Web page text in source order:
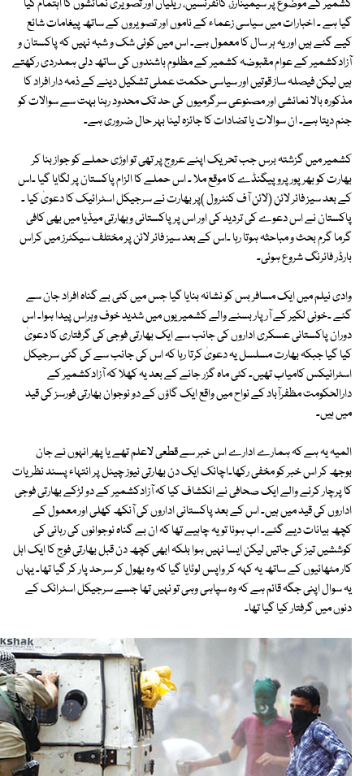
کشمیر کے موضوع پر سیمینارز، کانفرنسیں، ریلیاں اور تصویری نمائشوں کا اہتمام کیا
گیا ہے ۔ اخبارات میں سیاسی زعماء کے ناموں اور تصویروں کے ساتھ پیغامات شائع
کیے گئے ہیں اور یہ ہر سال کا معمول ہے۔ اس میں کوئی شک و شبہ نہیں کہ پاکستان و
آزادکشمیر کے عوام مقبوضہ کشمیر کے مظلوم باشندوں کی ساتھ دلی ہمدردی رکھتے
ہیں لیکن فیصلہ ساز قوتیں اور سیاسی حکمت عملی تشکیل دینے کے ذمہ دار افراد کا
مذکورہ بالا نمائشی اور مصنوعی سرگرمیوں کی حد تک محدود رہنا بہت سے سوالات کو
جنم دیتا ہے۔ ان سوالات یا تضادات کا جائزہ لینا بہر حال ضروری ہے۔
کشمیر میں گزشتہ برس جب تحریک اپنے عروج پر تھی تو اوڑی حملے کو جواز بنا کر
بھارت کو بھرپور پروپیگنڈے کا موقع ملا ۔ اس حملے کا الزام پاکستان پر لگایا گیا ۔اس
کے بعد سیز فائر لائن (لائن آف کنٹرول )پر بھارت نے سرجیکل اسٹرائیک کا دعویٰ کیا ۔
پاکستان نے اس دعوے کی تردید کی اور اس پر پاکستانی وبھارتی میڈیا میں بھی کافی
گرما گرم بحث و مباحثہ ہوتا رہا ۔اس کے بعد سیز فائر لائن پر مختلف سیکٹرز میں کراس
بارڈر فائرنگ شروع ہوئی۔
وادی نیلم میں ایک مسافر بس کو نشانہ بنایا گیا جس میں کئی بے گناہ افراد جان سے
گئے ۔خونی لکیر کے آر پار بسنے والے کشمیریوں میں شدید خوف وہراس پیدا ہوا۔ اس
دوران پاکستانی عسکری اداروں کی جانب سے ایک بھارتی فوجی کی گرفتاری کا دعویٰ
کیا گیا جبکہ بھارت مسلسل یہ دعویٰ کرتا رہا کہ اس کی جانب سے کی گئی سرجیکل
اسٹرائیکس کامیاب تھیں۔ کئی ماہ گزر جانے کے بعد یہ کھلا کہ آزادکشمیر کے
دارالحکومت مظفرآباد کے نواح میں واقع ایک گاؤں کے دو نوجوان بھارتی فورسز کی قید
میں ہیں۔
المیہ یہ ہے کہ ہمارے ادارے اس خبر سے قطعی لاعلم تھے یا پھر انہوں نے جان
بوجھ کر اس خبر کو مخفی رکھا۔اچانک ایک دن بھارتی نیوز چینل پر انتہاء پسند نظریات
کا پرچار کرنے والے ایک صحافی نے انکشاف کیا کہ آزادکشمیر کے دو لڑکے بھارتی فوجی
اداروں کی قید میں ہیں۔ اس کے بعد پاکستانی اداروں کی آنکھ کھلی اور معمول کے
کچھ بیانات دیے گئے۔ اب ہونا تو یہ چاہیے تھا کہ ان بے گناہ نوجوانوں کی رہائی کی
کوششیں تیز کی جاتیں لیکن ایسا نہیں ہوا بلکہ ابھی کچھ دن قبل بھارتی فوج کا ایک اہل
کار مٹھائیوں کے ساتھ یہ کہہ کر واپس لوٹایا گیا کہ وہ بھول کر سرحد پار کر گیا تھا۔ یہاں
یہ سوال اپنی جگہ قائم ہے کہ وہ سپاہی وہی تو نہیں تھا جسے سرجیکل اسٹرائک کے
دنوں میں گرفتار کیا گیا تھا۔